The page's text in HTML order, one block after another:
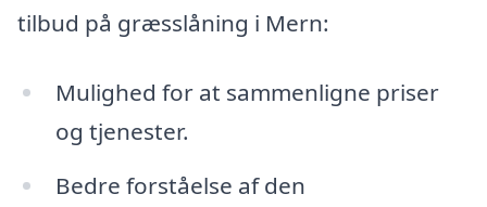
tilbud på græsslåning i Mern:
Mulighed for at sammenligne priser
og tjenester.
Bedre forståelse af den